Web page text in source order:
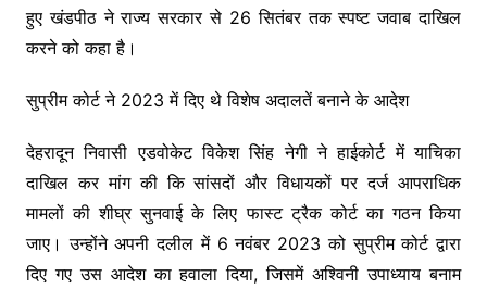
हुए खंडपीठ ने राज्य सरकार से 26 सितंबर तक स्पष्ट जवाब दाखिल
करने को कहा है।
सुप्रीम कोर्ट ने 2023 में दिए थे विशेष अदालतें बनाने के आदेश
देहरादून निवासी एडवोकेट विकेश सिंह नेगी ने हाईकोर्ट में याचिका
दाखिल कर मांग की कि सांसदों और विधायकों पर दर्ज आपराधिक
मामलों की शीघ्र सुनवाई के लिए फास्ट ट्रैक कोर्ट का गठन किया
जाए। उन्होंने अपनी दलील में 6 नवंबर 2023 को सुप्रीम कोर्ट द्वारा
दिए गए उस आदेश का हवाला दिया, जिसमें अश्विनी उपाध्याय बनाम